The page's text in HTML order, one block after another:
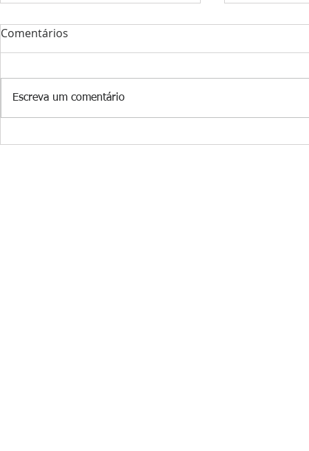
Museu Casa da FEB celebra
Inscrições
Comentários
Escreva um comentário